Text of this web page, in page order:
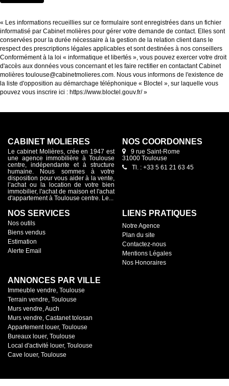
« Les informations recueillies sur ce formulaire sont enregistrées dans un fichier
informatisé par Cabinet molières pour gérer votre demande de contact. Elles sont
conservées pour la durée nécessaire à la gestion de la relation client dans le
respect des prescriptions légales applicables et sont destinées à nos conseillers
Conformément à la loi « informatique et libertés », vous pouvez exercer votre droit
d'accès aux données vous concernant et les faire rectifier en contactant Cabinet
molières toulouse@cabinetmolieres.com. Nous vous informons de l'existence de
la liste d'opposition au démarchage téléphonique « Bloctel », sur laquelle vous
pouvez vous inscrire ici : https://www.bloctel.gouv.fr/»
CABINET MOLIÈRES
Le cabinet Molières, crée en 1947 est
une agence immobilière à Toulouse
centre, indépendante et à structure
humaine. Nous sommes à votre
disposition pour vous aider à la vente,
l’achat ou la location de votre bien
immobilier, l'achat de maison et l'achat
d'appartement à Toulouse centre. Le...
NOS COORDONNES
9 rue Saint-Rome
31000 Toulouse
Tl. : +33 5 61 21 63 45
NOS SERVICES
Nos outils
Biens vendus
Estimation
Alerte Email
LIENS PRATIQUES
Notre Agence
Plan du site
Contactez-nous
Mentions Légales
Nos Honoraires
ANNONCES PAR VILLE
Immeuble vendre, Toulouse
Terrain vendre, Toulouse
Murs vendre, Auch
Murs vendre, Castanet tolosan
Appartement louer, Toulouse
Bureaux louer, Toulouse
Local d'activité louer, Toulouse
Cave louer, Toulouse